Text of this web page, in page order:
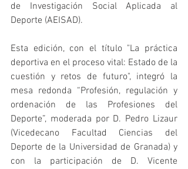
de Investigación Social Aplicada al
Deporte (AEISAD).
Esta edición, con el título "La práctica
deportiva en el proceso vital: Estado de la
cuestión y retos de futuro", integró la
mesa redonda “Profesión, regulación y
ordenación de las Profesiones del
Deporte”, moderada por D. Pedro Lizaur
(Vicedecano Facultad Ciencias del
Deporte de la Universidad de Granada) y
con la participación de D. Vicente